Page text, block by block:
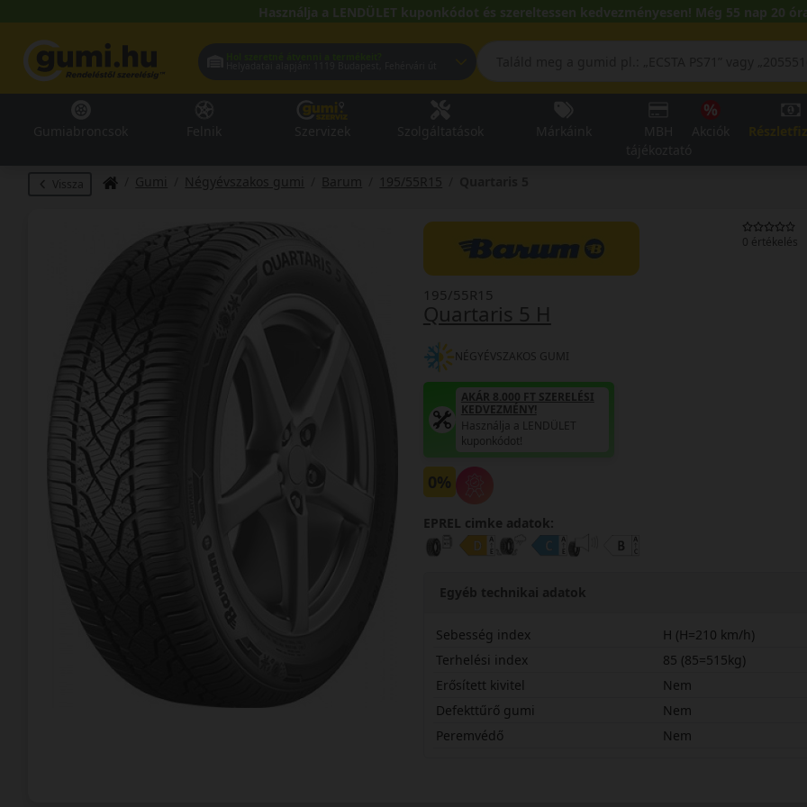
Használja a LENDÜLET kuponkódot és szereltessen kedvezményesen! Még 55 nap 20
Vissza Gumi Négyévszakos gumi Barum 195/55R15
0 értékelés
Quartaris 5 H
195/55R15
NÉGYÉVSZAKOS GUMI
AKÁR 8.000 FT SZERELÉSI
KEDVEZMÉNY!
Használja a LENDÜLET
kuponkódot!
0%
EPREL cimke adatok:
Egyéb technikai adatok
Sebesség index
H (H=210 km/h)
Terhelési index
85 (85=515kg)
Erősített kivitel
Nem
Defekttűrő gumi
Nem
Peremvédő
Nem